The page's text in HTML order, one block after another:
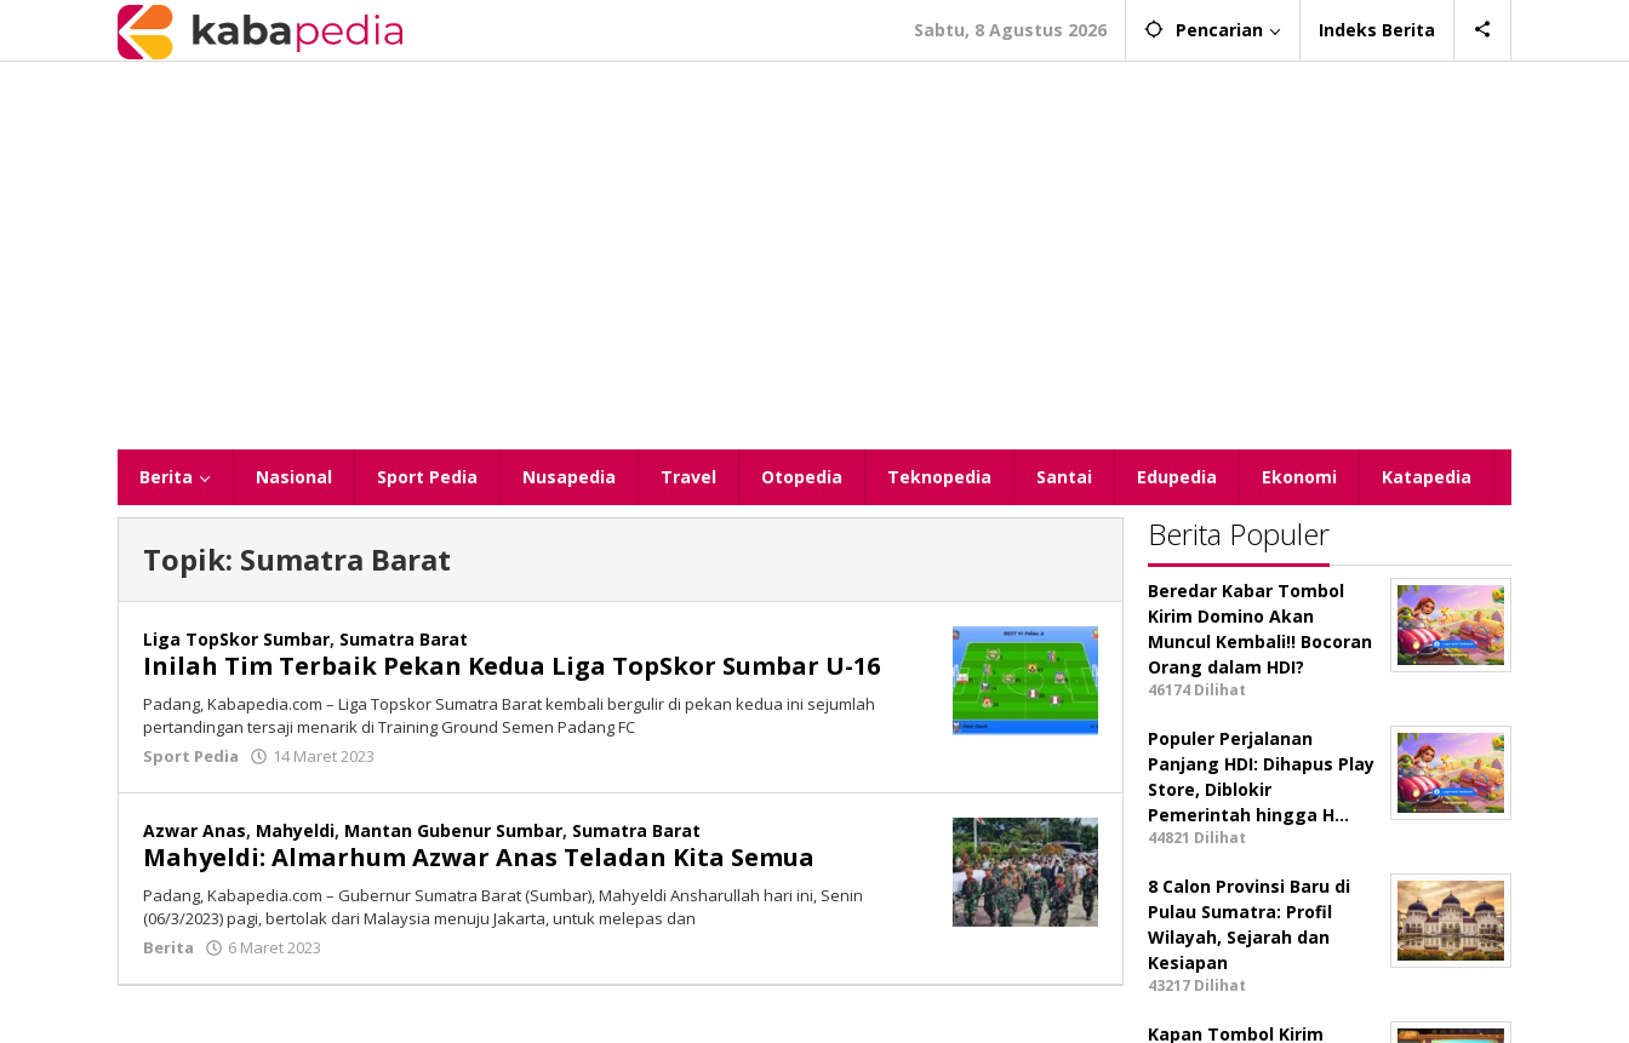
konten
Sabtu, 8 Agustus 2026 Pencarian Indeks Berita
Berita Nasional Sport Pedia Nusapedia Travel Otopedia Teknopedia Santai Edupedia Ekonomi Katapedia
Topik: Sumatra Barat
Liga TopSkor Sumbar, Sumatra Barat
Inilah Tim Terbaik Pekan Kedua Liga TopSkor Sumbar U-16
Padang, Kabapedia.com – Liga Topskor Sumatra Barat kembali bergulir di pekan kedua ini sejumlah
pertandingan tersaji menarik di Training Ground Semen Padang FC
Sport Pedia
14 Maret 2023
Azwar Anas, Mahyeldi, Mantan Gubenur Sumbar, Sumatra Barat
Mahyeldi: Almarhum Azwar Anas Teladan Kita Semua
Padang, Kabapedia.com – Gubernur Sumatra Barat (Sumbar), Mahyeldi Ansharullah hari ini, Senin
(06/3/2023) pagi, bertolak dari Malaysia menuju Jakarta, untuk melepas dan
Berita
6 Maret 2023
Redaksi
Berita Populer
Beredar Kabar Tombol
Kirim Domino Akan
Muncul Kembali!! Bocoran
Orang dalam HDI?
46174 Dilihat
Populer Perjalanan
Panjang HDI: Dihapus Play
Store, Diblokir
Pemerintah hingga H…
44821 Dilihat
8 Calon Provinsi Baru di
Pulau Sumatra: Profil
Wilayah, Sejarah dan
Kesiapan
43217 Dilihat
Kapan Tombol Kirim